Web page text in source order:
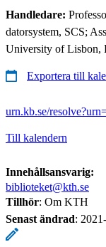
Handledare:
datorsystem, SCS;
University of Lisbon,
Exportera till
urn.kb.se/
Till kalendern
Innehållsansvarig:
biblioteket@kth.se
Tillhör: Om KTH
Senast ändrad: